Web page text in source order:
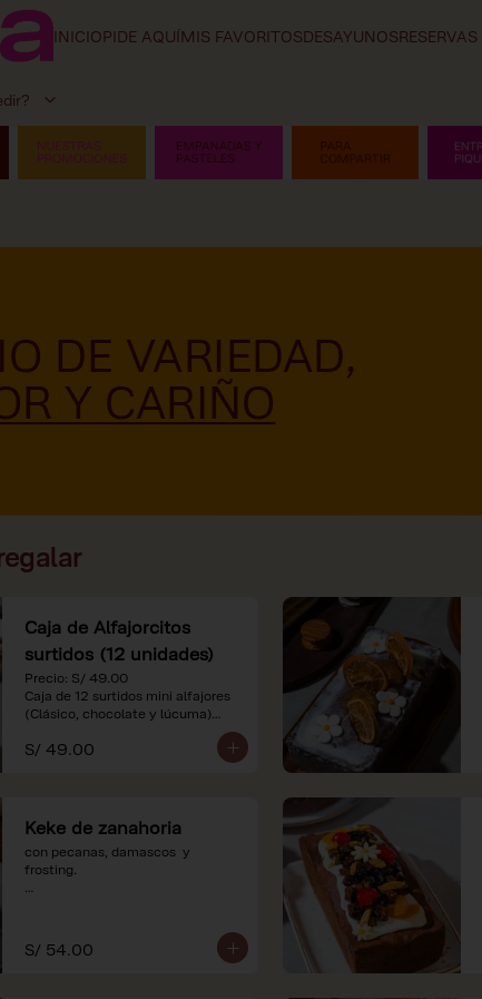
INICIOPIDE AQUÍMIS FAVORITOSDESAYUNOSRESERVAS
Caja de Alfajorcitos
surtidos (12 unidades)
Precio: S/ 49.00
Caja de 12 surtidos mini alfajores
(Clásico, chocolate y lúcuma)
*Nuestros precios están
S/ 49.00
Keke de zanahoria
con pecanas, damascos  y
frosting.
consumo.
S/ 54.00